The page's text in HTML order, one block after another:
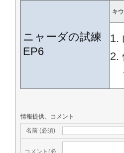
ニャーダの試練
EP6
キ
情報提供、コメント
名前 (必須)
コメント(必